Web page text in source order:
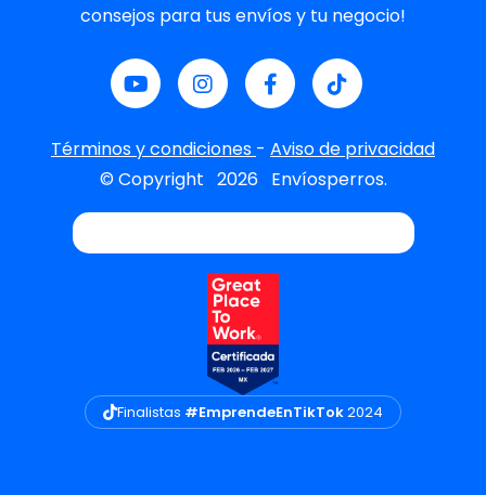
consejos para tus envíos y tu negocio!
Términos y condiciones - Aviso de privacidad
© Copyright 2026 Envíosperros.
Finalistas #EmprendeEnTikTok2024